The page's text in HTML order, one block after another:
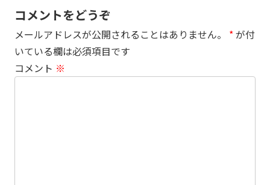
コメントをどうぞ
メールアドレスが公開されることはありません。 *が付
いている欄は必須項目です
コメント ※